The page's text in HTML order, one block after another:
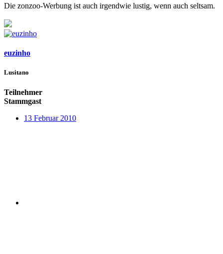
Die zonzoo-Werbung ist auch irgendwie lustig, wenn auch seltsam.
euzinho
Lusitano
Teilnehmer
Stammgast
13 Februar 2010